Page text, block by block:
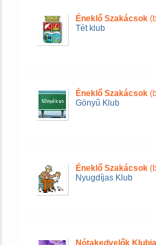
Éneklő Szakácsok
Tét klub
Éneklő Szakácsok
Gönyű Klub
Éneklő Szakácsok
Nyugdíjas Klub
Nótakedvelők Klubja